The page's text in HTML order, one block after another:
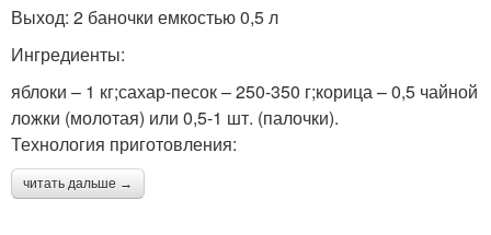
Выход: 2 баночки емкостью 0,5 л
Ингредиенты:
яблоки – 1 кг;сахар-песок – 250-350 г;корица – 0,5 чайной
ложки (молотая) или 0,5-1 шт. (палочки).
Технология приготовления:
читать дальше →